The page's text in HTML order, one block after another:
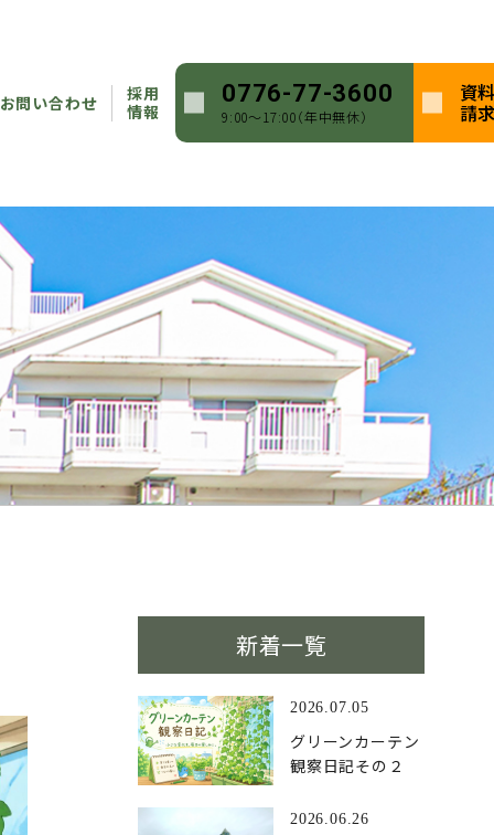
お問い合わせ
採用
情報
0776-77-3600
9:00〜17:00（年中無休）
資
請
新着一覧
2026.07.05
グリーンカーテン
観察日記その２
2026.06.26